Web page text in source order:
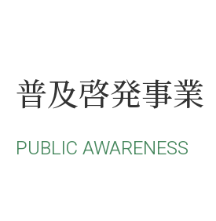
普及啓発事業
PUBLIC AWARENESS